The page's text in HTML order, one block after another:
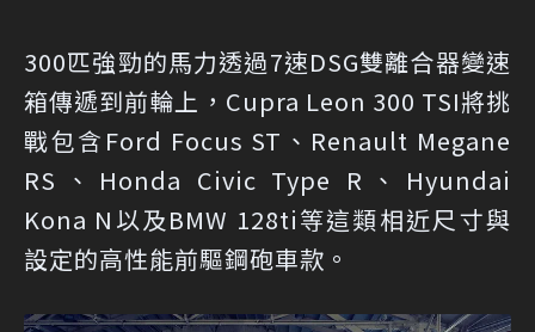
300匹強勁的馬力透過7速DSG雙離合器變速
箱傳遞到前輪上，Cupra Leon 300 TSI將挑
戰包含Ford Focus ST、Renault Megane
RS、Honda Civic Type R、Hyundai
Kona N以及BMW 128ti等這類相近尺寸與
設定的高性能前驅鋼砲車款。